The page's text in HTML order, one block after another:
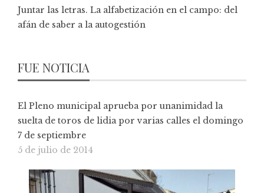
Juntar las letras. La alfabetización en el campo: del
afán de saber a la autogestión
FUE NOTICIA
El Pleno municipal aprueba por unanimidad la
suelta de toros de lidia por varias calles el domingo
7 de septiembre
5 de julio de 2014